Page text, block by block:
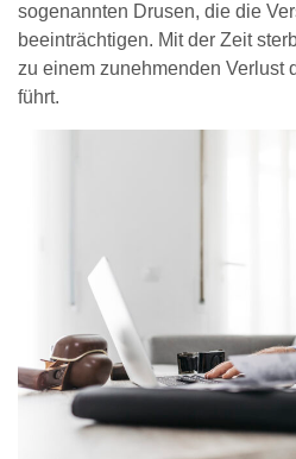
sogenannten Drusen, die die
beeinträchtigen. Mit der Zeit
zu einem zunehmenden Verlust
führt.